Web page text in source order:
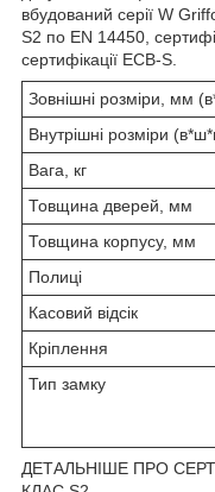
вбудований серії W
S2 по EN 14450,
сертифікації ECB-S.
Зовнішні розміри, мм
Внутрішні розміри
Вага, кг
Товщина дверей, мм
Товщина корпусу, мм
Полиці
Касовий відсік
Кріплення
Тип замку
ДЕТАЛЬНІШЕ ПРО